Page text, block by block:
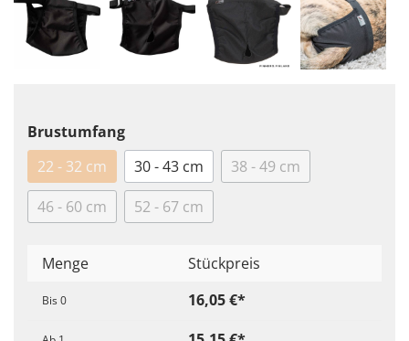
Brustumfang
22 - 32 cm
30 - 43 cm
38 - 49 cm
46 - 60 cm
52 - 67 cm
Menge Stückpreis
Bis0 16,05 €*